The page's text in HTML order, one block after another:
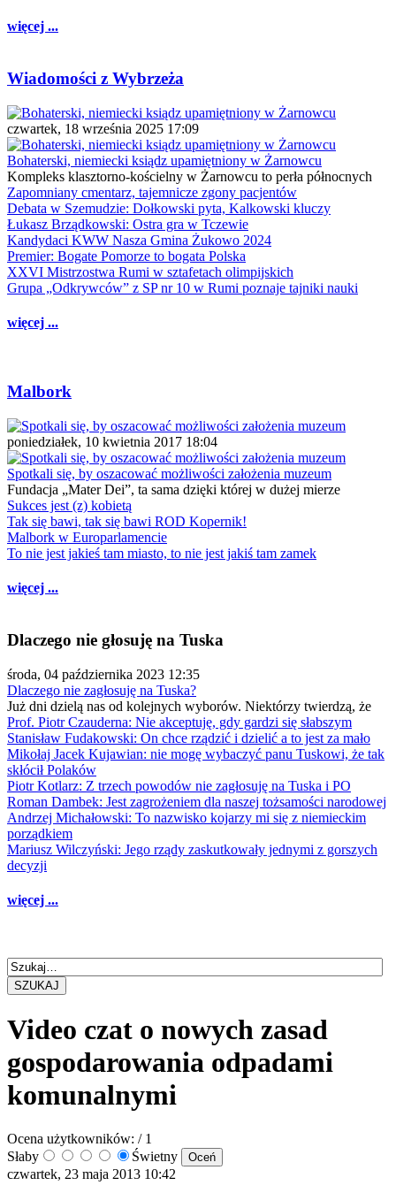
więcej ...
Wiadomości z Wybrzeża
czwartek, 18 września 2025 17:09
Bohaterski, niemiecki ksiądz upamiętniony w Żarnowcu
Kompleks klasztorno-kościelny w Żarnowcu to perła północnych
Zapomniany cmentarz, tajemnicze zgony pacjentów
Debata w Szemudzie: Dołkowski pyta, Kalkowski kluczy
Łukasz Brządkowski: Ostra gra w Tczewie
Kandydaci KWW Nasza Gmina Żukowo 2024
Premier: Bogate Pomorze to bogata Polska
XXVI Mistrzostwa Rumi w sztafetach olimpijskich
Grupa „Odkrywców” z SP nr 10 w Rumi poznaje tajniki nauki
więcej ...
Malbork
poniedziałek, 10 kwietnia 2017 18:04
Spotkali się, by oszacować możliwości założenia muzeum
Fundacja „Mater Dei”, ta sama dzięki której w dużej mierze
Sukces jest (z) kobietą
Tak się bawi, tak się bawi ROD Kopernik!
Malbork w Europarlamencie
To nie jest jakieś tam miasto, to nie jest jakiś tam zamek
więcej ...
Dlaczego nie głosuję na Tuska
środa, 04 października 2023 12:35
Dlaczego nie zagłosuję na Tuska?
Już dni dzielą nas od kolejnych wyborów. Niektórzy twierdzą, że
Prof. Piotr Czauderna: Nie akceptuję, gdy gardzi się słabszym
Stanisław Fudakowski: On chce rządzić i dzielić a to jest za mało
Mikołaj Jacek Kujawian: nie mogę wybaczyć panu Tuskowi, że tak
skłócił Polaków
Piotr Kotlarz: Z trzech powodów nie zagłosuję na Tuska i PO
Roman Dambek: Jest zagrożeniem dla naszej tożsamości narodowej
Andrzej Michałowski: To nazwisko kojarzy mi się z niemieckim
porządkiem
Mariusz Wilczyński: Jego rządy zaskutkowały jednymi z gorszych
decyzji
więcej ...
SZUKAJ
Video czat o nowych zasad
gospodarowania odpadami
komunalnymi
Ocena użytkowników: / 1
Słaby
Świetny
czwartek, 23 maja 2013 10:42